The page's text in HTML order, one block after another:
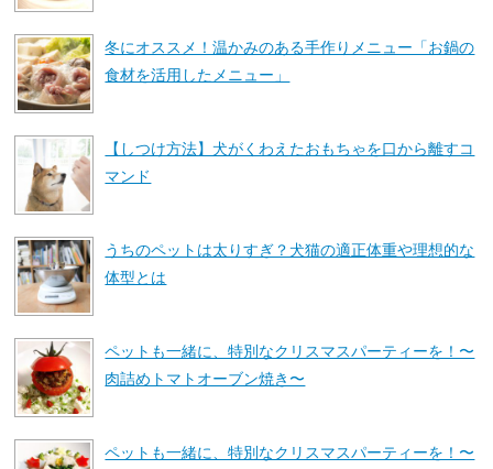
冬にオススメ！温かみのある手作りメニュー「お鍋の
食材を活用したメニュー」
【しつけ方法】犬がくわえたおもちゃを口から離すコ
マンド
うちのペットは太りすぎ？犬猫の適正体重や理想的な
体型とは
ペットも一緒に、特別なクリスマスパーティーを！〜
肉詰めトマトオーブン焼き〜
ペットも一緒に、特別なクリスマスパーティーを！〜